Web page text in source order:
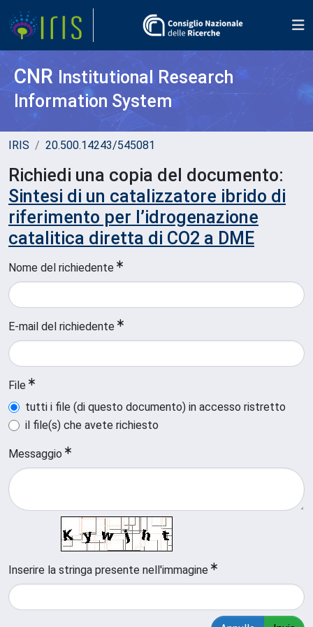
CNR Institutional Research
Information System
IRIS 20.500.14243/545081
Richiedi una copia del documento:
Sintesi di un catalizzatore ibrido di
riferimento per l’idrogenazione
catalitica diretta di CO2 a DME
Nome del richiedente
E-mail del richiedente
File
tutti i file (di questo documento) in accesso ristretto
il file(s) che avete richiesto
Messaggio
Inserire la stringa presente nell'immagine